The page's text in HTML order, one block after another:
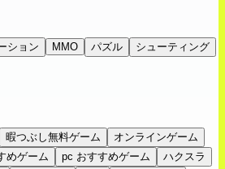
ション MMO パズル
シューティング
暇つぶし無料ゲーム
オンラインゲーム
めゲーム pc おすすめゲーム
ハクスラ